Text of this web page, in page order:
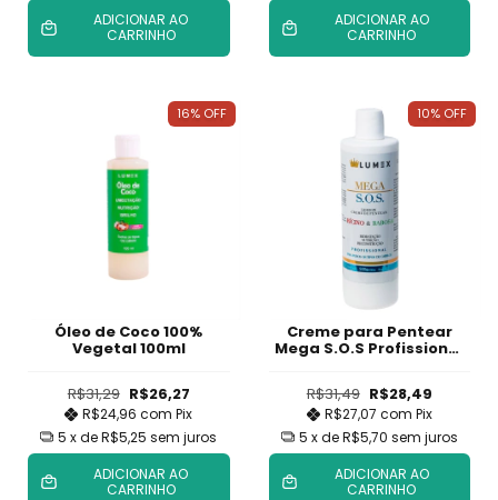
ADICIONAR AO
CARRINHO
ADICIONAR AO
CARRINHO
16% OFF
Óleo de Coco 100%
Vegetal 100ml
R$31,29 R$26,27
R$24,96com Pix
5 x deR$5,25 sem juros
ADICIONAR AO
CARRINHO
10% OFF
Creme para Pentear
Mega S.O.S Profissional
R$31,49 R$28,49
R$27,07 com Pix
5 x deR$5,70 sem juros
ADICIONAR AO
CARRINHO